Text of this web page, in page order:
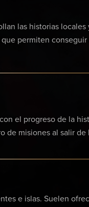
las historias
permiten conseguir
el progreso de la
de misiones al salir de
e islas. Suelen